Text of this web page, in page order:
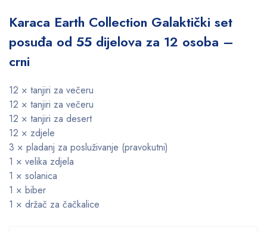
Karaca Earth Collection Galaktički set
posuđa od 55 dijelova za 12 osoba –
crni
12 × tanjiri za večeru
12 × tanjiri za večeru
12 × tanjiri za desert
12 × zdjele
3 × pladanj za posluživanje (pravokutni)
1 × velika zdjela
1 × solanica
1 × biber
1 × držač za čačkalice